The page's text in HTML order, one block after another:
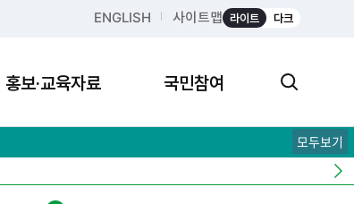
ENGLISH 사이트맵 라이트 다크
홍보·교육자료 국민참여
모두보기